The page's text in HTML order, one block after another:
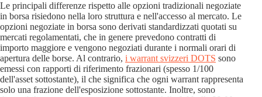
Le principali differenze rispetto alle opzioni tradizionali negoziate
in borsa risiedono nella loro struttura e nell'accesso al mercato. Le
opzioni negoziate in borsa sono derivati standardizzati quotati su
mercati regolamentati, che in genere prevedono contratti di
importo maggiore e vengono negoziati durante i normali orari di
apertura delle borse. Al contrario, i warrant svizzeri DOTS sono
emessi con rapporti di riferimento frazionari (spesso 1/100
dell'asset sottostante), il che significa che ogni warrant rappresenta
solo una frazione dell'esposizione sottostante. Inoltre, sono